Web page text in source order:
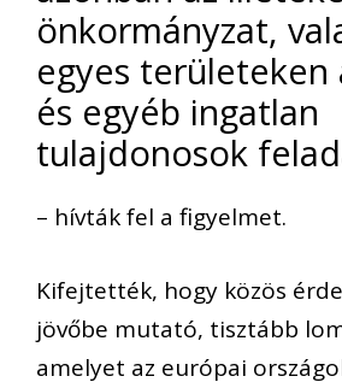
önkormányzat,
egyes területeken
és egyéb ingatlan
tulajdonosok
– hívták fel a figyelmet.
Kifejtették, hogy közös
jövőbe mutató, tisztább
amelyet az európai